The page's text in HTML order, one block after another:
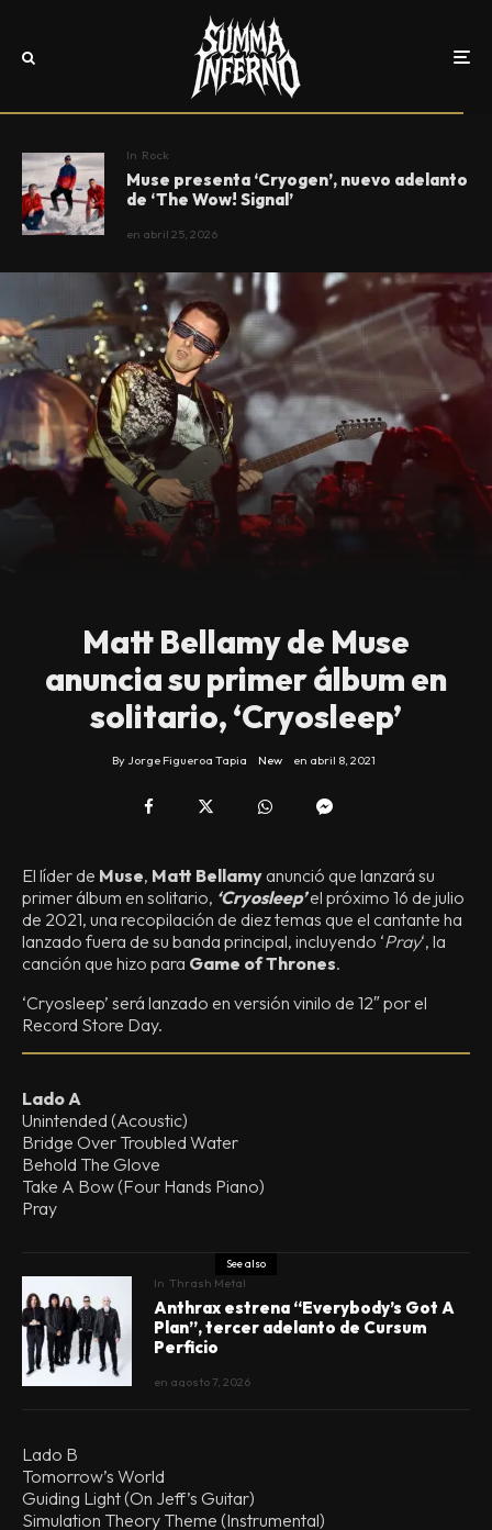
In Rock
Muse presenta ‘Cryogen’, nuevo adelanto
de ‘The Wow! Signal’
en abril 25, 2026
Matt Bellamy de Muse
anuncia su primer álbum en
solitario, ‘Cryosleep’
By Jorge Figueroa Tapia New en abril 8, 2021
El líder de Muse, Matt Bellamy anunció que lanzará su
primer álbum en solitario, ‘Cryosleep’el próximo 16 de julio
de 2021, una recopilación de diez temas que el cantante ha
lanzado fuera de su banda principal, incluyendo ‘Pray‘, la
canción que hizo para Game of Thrones.
‘Cryosleep’ será lanzado en versión vinilo de 12″ por el
Record Store Day.
Lado A
Unintended (Acoustic)
Bridge Over Troubled Water
Behold The Glove
Take A Bow (Four Hands Piano)
Pray
See also
In Thrash Metal
Anthrax estrena “Everybody’s Got A
Plan”, tercer adelanto de Cursum
Perficio
en agosto 7, 2026
Lado B
Tomorrow’s World
Guiding Light (On Jeff’s Guitar)
Simulation Theory Theme (Instrumental)